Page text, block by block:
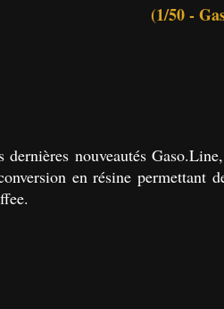
(1/50 -
dernières nouveautés
en résine permettant